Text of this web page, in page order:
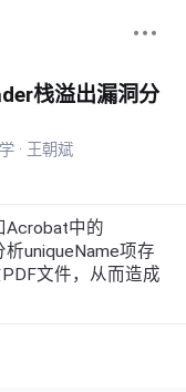
栈溢出漏洞分
· 王朝斌
Acrobat中的
uniqueName项存
文件，从而造成